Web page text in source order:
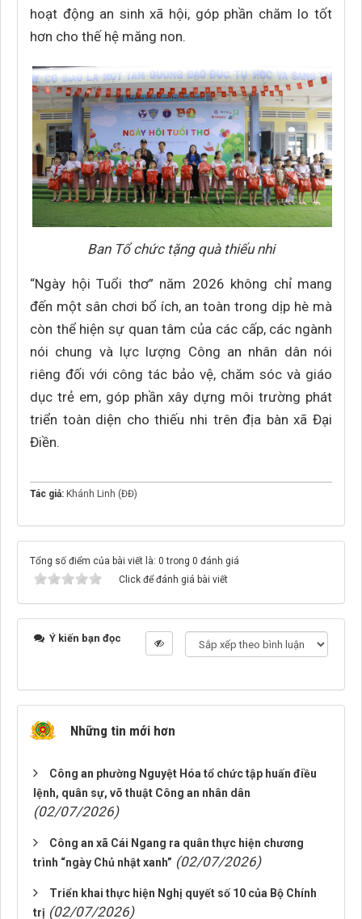
hoạt động an sinh xã hội, góp phần chăm lo tốt
hơn cho thế hệ măng non.
Ban Tổ chức tặng quà thiếu nhi
“Ngày hội Tuổi thơ” năm 2026 không chỉ mang
đến một sân chơi bổ ích, an toàn trong dịp hè mà
còn thể hiện sự quan tâm của các cấp, các ngành
nói chung và lực lượng Công an nhân dân nói
riêng đối với công tác bảo vệ, chăm sóc và giáo
dục trẻ em, góp phần xây dựng môi trường phát
triển toàn diện cho thiếu nhi trên địa bàn xã Đại
Điền.
Tác giả: Khánh Linh (ĐĐ)
Tổng số điểm của bài viết là: 0 trong 0 đánh giá
Click để đánh giá bài viết
Ý kiến bạn đọc
Những tin mới hơn
Công an phường Nguyệt Hóa tổ chức tập huấn điều
lệnh, quân sự, võ thuật Công an nhân dân
(02/07/2026)
Công an xã Cái Ngang ra quân thực hiện chương
trình “ngày Chủ nhật xanh” (02/07/2026)
Triển khai thực hiện Nghị quyết số 10 của Bộ Chính
trị (02/07/2026)